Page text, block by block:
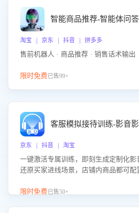
智能商品推荐-智能体问答
淘宝 | 京东 | 抖音 | 拼多多
售前机器人 · 商品推荐 · 销售话术输出
限时免费已售99+
客服模拟接待训练-影音
京东 | 抖音 | 淘宝
一键激活专属训练，即刻生成定制化影
还原买家进线场景，店铺内商品都可配
击 “立即开通”，快速获取影音影像类目
限时免费已售50+